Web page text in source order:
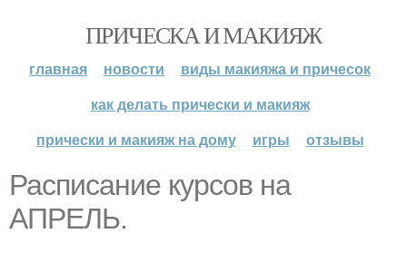
ПРИЧЕСКА И МАКИЯЖ
главная новости
виды макияжа и причесок
как делать прически и макияж
прически и макияж на дому
игры отзывы
Расписание курсов на
АПРЕЛЬ.